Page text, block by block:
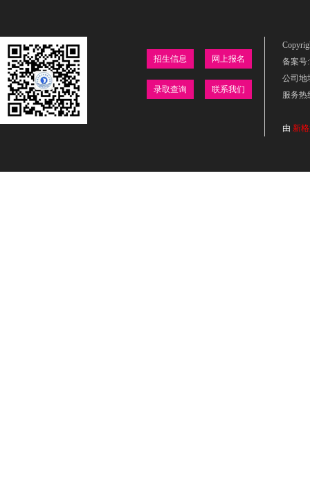
备案号:
公司地
服务热
由 新
招生信息 网上报名
录取查询 联系我们